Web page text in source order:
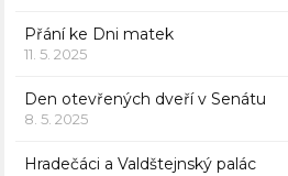
Přání ke Dni matek
11. 5. 2025
Den otevřených dveří v Senátu
8. 5. 2025
Hradečáci a Valdštejnský palác